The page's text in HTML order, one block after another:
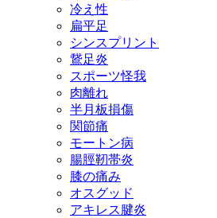
冷え性
扁平足
シンスプリント
鵞足炎
スポーツ怪我
肉離れ
半月板損傷
関節痛
モートン病
腸脛靭帯炎
膝の痛み
オスグッド
アキレス腱炎